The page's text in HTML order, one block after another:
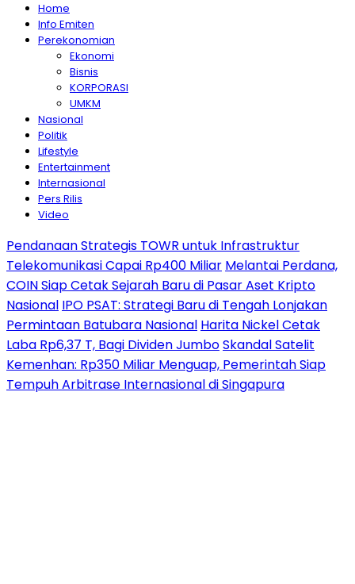
Home
Info Emiten
Perekonomian
Ekonomi
Bisnis
KORPORASI
UMKM
Nasional
Politik
Lifestyle
Entertainment
Internasional
Pers Rilis
Video
Pendanaan Strategis TOWR untuk Infrastruktur
Telekomunikasi Capai Rp400 Miliar Melantai Perdana,
COIN Siap Cetak Sejarah Baru di Pasar Aset Kripto
Nasional IPO PSAT: Strategi Baru di Tengah Lonjakan
Permintaan Batubara Nasional Harita Nickel Cetak
Laba Rp6,37 T, Bagi Dividen JumboSkandal Satelit
Kemenhan: Rp350 Miliar Menguap, Pemerintah Siap
Tempuh Arbitrase Internasional di Singapura